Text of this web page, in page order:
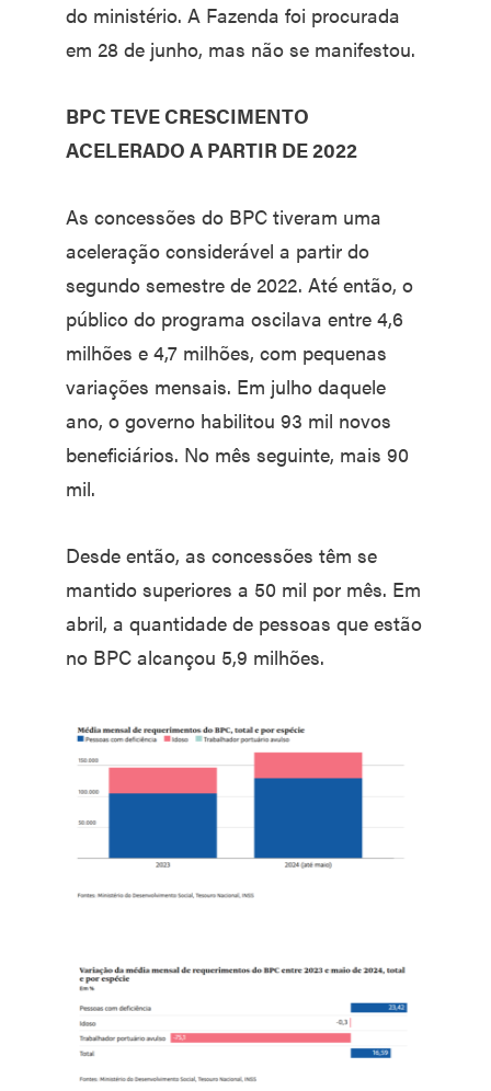
do ministério. A Fazenda foi procurada
em 28 de junho, mas não se manifestou.
BPC TEVE CRESCIMENTO
ACELERADO A PARTIR DE 2022
As concessões do BPC tiveram uma
aceleração considerável a partir do
segundo semestre de 2022. Até então, o
público do programa oscilava entre 4,6
milhões e 4,7 milhões, com pequenas
variações mensais. Em julho daquele
ano, o governo habilitou 93 mil novos
beneficiários. No mês seguinte, mais 90
mil.
Desde então, as concessões têm se
mantido superiores a 50 mil por mês. Em
abril, a quantidade de pessoas que estão
no BPC alcançou 5,9 milhões.